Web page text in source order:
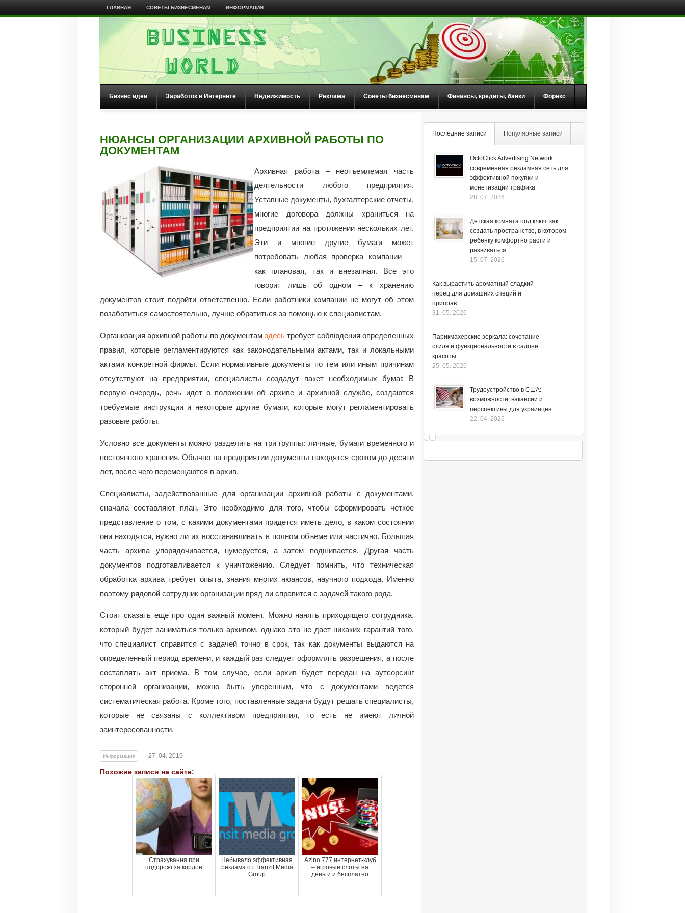
ГЛАВНАЯ СОВЕТЫ БИЗНЕСМЕНАМ ИНФОРМАЦИЯ
Бизнес идеи Заработок в Интернете Недвижимость Реклама Советы бизнесменам Финансы, кредиты, банки Форекс
НЮАНСЫ ОРГАНИЗАЦИИ АРХИВНОЙ РАБОТЫ ПО
ДОКУМЕНТАМ
Архивная работа – неотъемлемая часть
деятельности любого предприятия.
Уставные документы, бухгалтерские отчеты,
многие договора должны храниться на
предприятии на протяжении нескольких лет.
Эти и многие другие бумаги может
потребовать любая проверка компании —
как плановая, так и внезапная. Все это
говорит лишь об одном – к хранению
документов стоит подойти ответственно. Если работники компании не могут об этом
позаботиться самостоятельно, лучше обратиться за помощью к специалистам.
Организация архивной работы по документам здесь требует соблюдения определенных
правил, которые регламентируются как законодательными актами, так и локальными
актами конкретной фирмы. Если нормативные документы по тем или иным причинам
отсутствуют на предприятии, специалисты создадут пакет необходимых бумаг. В
первую очередь, речь идет о положении об архиве и архивной службе, создаются
требуемые инструкции и некоторые другие бумаги, которые могут регламентировать
разовые работы.
Условно все документы можно разделить на три группы: личные, бумаги временного и
постоянного хранения. Обычно на предприятии документы находятся сроком до десяти
лет, после чего перемещаются в архив.
Специалисты, задействованные для организации архивной работы с документами,
сначала составляют план. Это необходимо для того, чтобы сформировать четкое
представление о том, с какими документами придется иметь дело, в каком состоянии
они находятся, нужно ли их восстанавливать в полном объеме или частично. Большая
часть архива упорядочивается, нумеруется, а затем подшивается. Другая часть
документов подготавливается к уничтожению. Следует помнить, что техническая
обработка архива требует опыта, знания многих нюансов, научного подхода. Именно
поэтому рядовой сотрудник организации вряд ли справится с задачей такого рода.
Стоит сказать еще про один важный момент. Можно нанять приходящего сотрудника,
который будет заниматься только архивом, однако это не дает никаких гарантий того,
что специалист справится с задачей точно в срок, так как документы выдаются на
определенный период времени, и каждый раз следует оформлять разрешения, а после
составлять акт приема. В том случае, если архив будет передан на аутсорсинг
сторонней организации, можно быть уверенным, что с документами ведется
систематическая работа. Кроме того, поставленные задачи будут решать специалисты,
которые не связаны с коллективом предприятия, то есть не имеют личной
заинтересованности.
Информация — 27. 04. 2019
Похожие записи на сайте:
Страхування при
подорожі за кордон
Небывало эффективная
реклама от Tranzit Media
Group
Azino 777 интернет-клуб
– игровые слоты на
деньги и бесплатно
Последние записи Популярные записи
OctoClick Advertising Network:
современная рекламная сеть для
эффективной покупки и
монетизации трафика
28. 07. 2026
Детская комната под ключ: как
создать пространство, в котором
ребенку комфортно расти и
развиваться
15. 07. 2026
Как вырастить ароматный сладкий
перец для домашних специй и
приправ
31. 05. 2026
Парикмахерские зеркала: сочетание
стиля и функциональности в салоне
красоты
25. 05. 2026
Трудоустройство в США:
возможности, вакансии и
перспективы для украинцев
22. 04. 2026